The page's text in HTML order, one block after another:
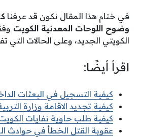
في ختام هذا المقال نكون قد عرفنا
وضوح اللوحات المعدنية الكويت
الكويتي الجديد، وعلى الحالات التي
اقرأ أيضًا:
كيفية التسجيل في البعثات
كيفية تجديد الاقامة وزارة التربية
كيفية طلب حاوية نفايات الكويت
عقوبة القتل الخطأ في حوادث